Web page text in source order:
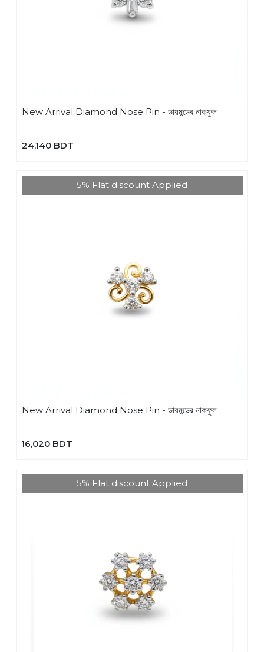
New Arrival Diamond Nose Pin - ডায়মন্ডের নাকফুল
24,140 BDT
5% Flat discount Applied
New Arrival Diamond Nose Pin - ডায়মন্ডের নাকফুল
16,020 BDT
5% Flat discount Applied